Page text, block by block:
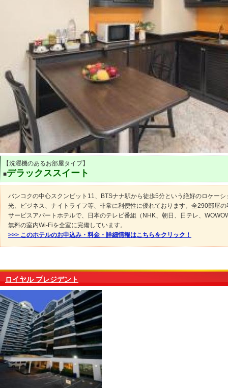
【洗濯機のあるお部屋タイプ】
■デラックススイート
バンコクの中心スクンビット11、BTSナナ駅から徒歩5分という絶好のロケーシ
光、ビジネス、ナイトライフ等、非常に利便性に優れております。全290部屋
サービスアパートホテルで、日本のテレビ番組（NHK、朝日、日テレ、
無料の室内Wi-Fiを全室に完備しています。
>>> このホテルのお申込み・料金・詳細情報はこちらをクリック！
ロイヤル プレジデント